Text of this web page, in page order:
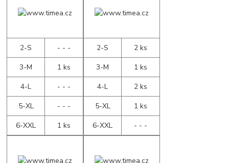
2-S
- - -
3-M
1 ks
4-L
- - -
5-XL
- - -
6-XXL
1 ks
2-S
2 ks
3-M
1 ks
4-L
2 ks
5-XL
1 ks
6-XXL
- - -